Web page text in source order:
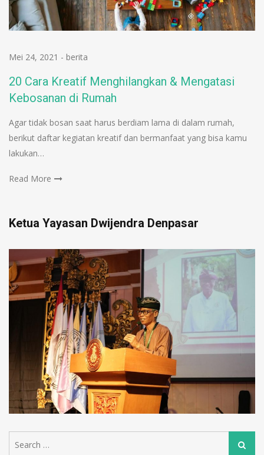
Mei 24, 2021 - berita
20 Cara Kreatif Menghilangkan & Mengatasi
Kebosanan di Rumah
Agar tidak bosan saat harus berdiam lama di dalam rumah,
berikut daftar kegiatan kreatif dan bermanfaat yang bisa kamu
lakukan…
Read More
Ketua Yayasan Dwijendra Denpasar